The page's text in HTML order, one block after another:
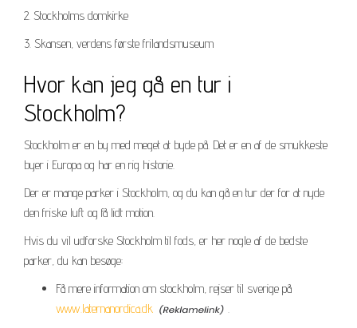
2. Stockholms domkirke
3. Skansen, verdens første frilandsmuseum
Hvor kan jeg gå en tur i
Stockholm?
Stockholm er en by med meget at byde på. Det er en af de smukkeste
byer i Europa og har en rig historie.
Der er mange parker i Stockholm, og du kan gå en tur der for at nyde
den friske luft og få lidt motion.
Hvis du vil udforske Stockholm til fods, er her nogle af de bedste
parker, du kan besøge:
Få mere information om stockholm, rejser til sverige på
www.laternanordica.dk
.